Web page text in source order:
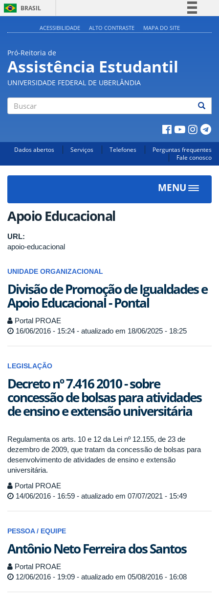
BRASIL
Acesso à informação
Legislação
Canais
ACESSIBILIDADE ALTO CONTRASTE MAPA DO SITE
Pró-Reitoria de
Assistência Estudantil
UNIVERSIDADE FEDERAL DE UBERLÂNDIA
Dados abertos Serviços Telefones
Perguntas frequentes
Fale conosco
MENU
Toggle
Apoio Educacional
URL:
apoio-educacional
UNIDADE ORGANIZACIONAL
Divisão de Promoção de Igualdades e
Apoio Educacional - Pontal
Portal PROAE
16/06/2016 - 15:24 - atualizado em 18/06/2025 - 18:25
LEGISLAÇÃO
Decreto nº 7.416 2010 - sobre
concessão de bolsas para atividades
de ensino e extensão universitária
Regulamenta os arts. 10 e 12 da Lei nº 12.155, de 23 de
dezembro de 2009, que tratam da concessão de bolsas para
desenvolvimento de atividades de ensino e extensão
universitária.
Portal PROAE
14/06/2016 - 16:59 - atualizado em 07/07/2021 - 15:49
PESSOA / EQUIPE
Antônio Neto Ferreira dos Santos
Portal PROAE
12/06/2016 - 19:09 - atualizado em 05/08/2016 - 16:08